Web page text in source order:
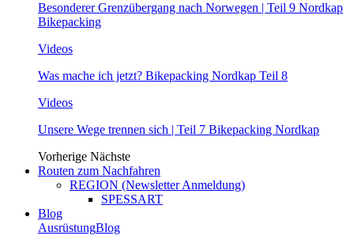
Besonderer Grenzübergang nach Norwegen | Teil 9 Nordkap
Bikepacking
Videos
Was mache ich jetzt? Bikepacking Nordkap Teil 8
Videos
Unsere Wege trennen sich | Teil 7 Bikepacking Nordkap
Vorherige Nächste
Routen zum Nachfahren
REGION (Newsletter Anmeldung)
SPESSART
Blog
AusrüstungBlog